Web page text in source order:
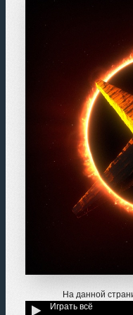
На данной
Играть всё